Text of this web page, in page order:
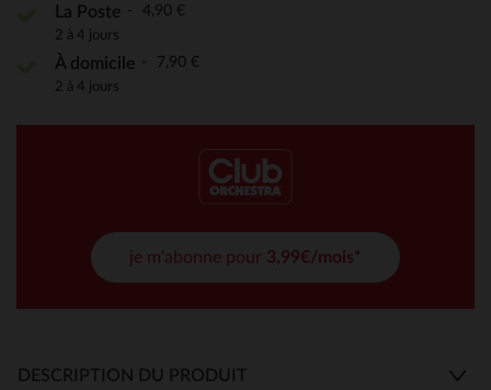
La Poste 4,90 €
2 à 4 jours
À domicile 7,90 €
2 à 4 jours
je m'abonne pour 3,99€/mois*
DESCRIPTION DU PRODUIT